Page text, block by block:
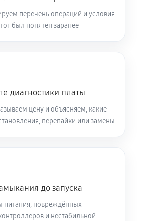
перечень операций и условия
был понятен заранее
диагностики платы
цену и объясняем, какие
перепайки или замены
до запуска
питания, повреждённых
и нестабильной